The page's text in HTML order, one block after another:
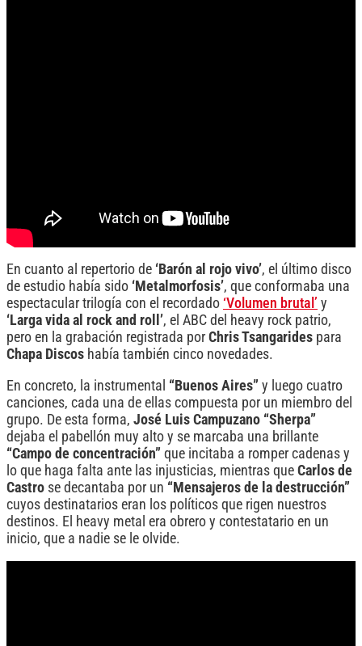
En cuanto al repertorio de ‘Barón al rojo vivo’, el último disco
de estudio había sido ‘Metalmorfosis’, que conformaba una
espectacular trilogía con el recordado ‘Volumen brutal’ y
‘Larga vida al rock and roll’, el ABC del heavy rock patrio,
pero en la grabación registrada por Chris Tsangarides para
Chapa Discos había también cinco novedades.
En concreto, la instrumental “Buenos Aires” y luego cuatro
canciones, cada una de ellas compuesta por un miembro del
grupo. De esta forma, José Luis Campuzano “Sherpa”
dejaba el pabellón muy alto y se marcaba una brillante
“Campo de concentración” que incitaba a romper cadenas y
lo que haga falta ante las injusticias, mientras que Carlos de
Castro se decantaba por un “Mensajeros de la destrucción”
cuyos destinatarios eran los políticos que rigen nuestros
destinos. El heavy metal era obrero y contestatario en un
inicio, que a nadie se le olvide.